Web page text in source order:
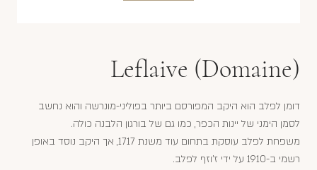
Leflaive (Domaine)
דומן לפלב הוא היקב המפורסם ביותר בפוליני-מונרשה והוא נחשב
לסמן הימני של יינות הכפר, כמו גם של בורגון הלבנה כולה.
משפחת לפלב עוסקת בתחום עוד משנת 1717, אך היקב נוסד באופן
רשמי ב-1910 על ידי ז'וזף לפלב.